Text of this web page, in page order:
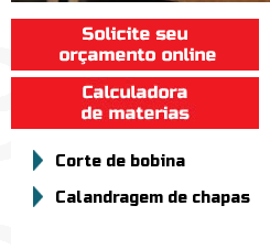
Corte de bobina
Calandragem de chapas